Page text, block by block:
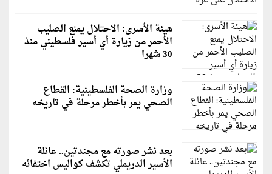
هيئة الأسرى: الاحتلال يمنع الصليب
الأحمر من زيارة أي أسير فلسطيني منذ
30 شهرا
وزارة الصحة الفلسطينية: القطاع
الصحي يمر بأخطر مرحلة في تاريخه
بعد نشر صورته مع مجندتين.. عائلة
الأسير الدريملي تكشف كواليس اختفائه